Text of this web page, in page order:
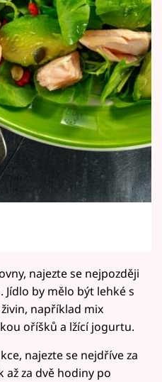
najezte se nejpozději
by mělo být lehké s
například mix
oříšků a lžící jogurtu.
najezte se nejdříve za
až za dvě hodiny po